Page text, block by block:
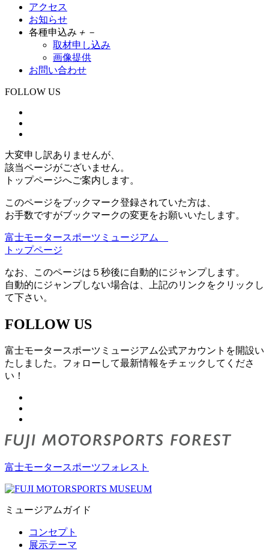
アクセス
お知らせ
各種申込み ＋ －
取材申し込み
画像提供
お問い合わせ
FOLLOW US
大変申し訳ありませんが、
該当ページがございません。
トップページへご案内します。
このページをブックマーク登録されていた方は、
お手数ですがブックマークの変更をお願いいたします。
富士モータースポーツミュージアム
トップページ
なお、このページは５秒後に自動的にジャンプします。
自動的にジャンプしない場合は、上記のリンクをクリックし
て下さい。
FOLLOW US
富士モータースポーツミュージアム公式アカウントを開設い
たしました。フォローして最新情報をチェックしてくださ
い！
富士モータースポーツフォレスト
ミュージアムガイド
コンセプト
展示テーマ